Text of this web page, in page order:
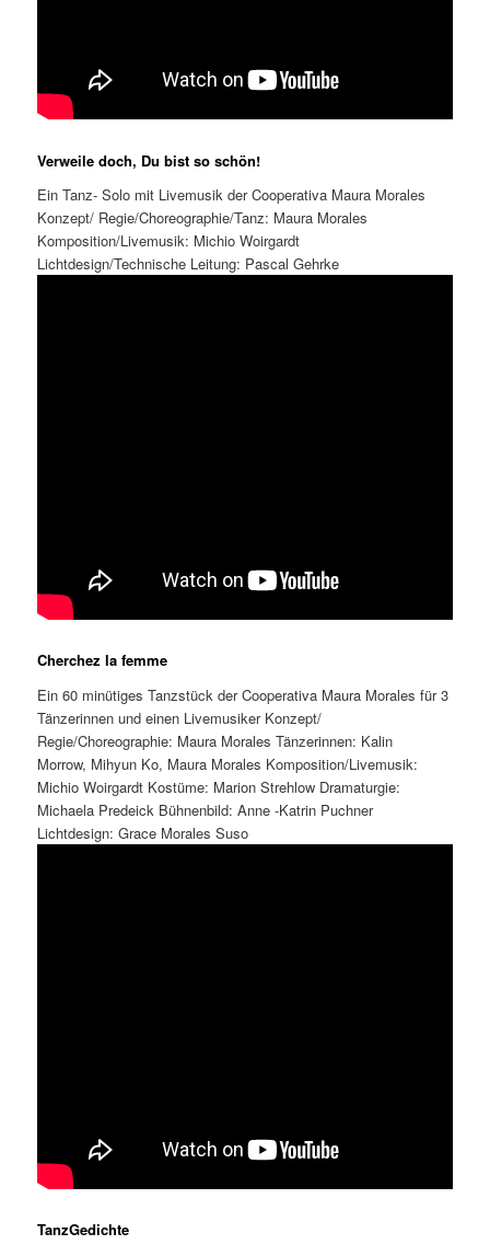
Verweile doch, Du bist so schön!
Ein Tanz- Solo mit Livemusik der Cooperativa Maura Morales
Konzept/ Regie/Choreographie/Tanz: Maura Morales
Komposition/Livemusik: Michio Woirgardt
Lichtdesign/Technische Leitung: Pascal Gehrke
Cherchez la femme
Ein 60 minütiges Tanzstück der Cooperativa Maura Morales für 3
Tänzerinnen und einen Livemusiker Konzept/
Regie/Choreographie: Maura Morales Tänzerinnen: Kalin
Morrow, Mihyun Ko, Maura Morales Komposition/Livemusik:
Michio Woirgardt Kostüme: Marion Strehlow Dramaturgie:
Michaela Predeick Bühnenbild: Anne -Katrin Puchner
Lichtdesign: Grace Morales Suso
TanzGedichte